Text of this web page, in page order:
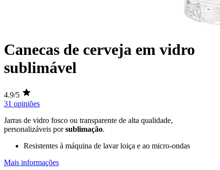
Canecas de cerveja em vidro
sublimável
4.9/5
31 opiniões
Jarras de vidro fosco ou transparente de alta qualidade,
personalizáveis porsublimação.
Resistentes à máquina de lavar loiça e ao micro-ondas
Mais informações